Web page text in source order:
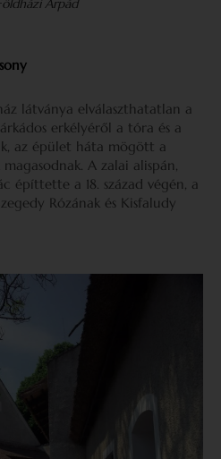
Árpád
látványa elválaszthatatlan a
erkélyéről a tóra és a
az épület háta mögött a
A zalai alispán,
építtette a 18. század végén, a
Rózának és Kisfaludy